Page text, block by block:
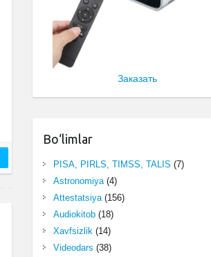
Заказать
Bo‘limlar
PISA, PIRLS, TIMSS, TALIS (7)
Astronomiya(4)
Attestatsiya(156)
Audiokitob(18)
Xavfsizlik(14)
Videodars (38)